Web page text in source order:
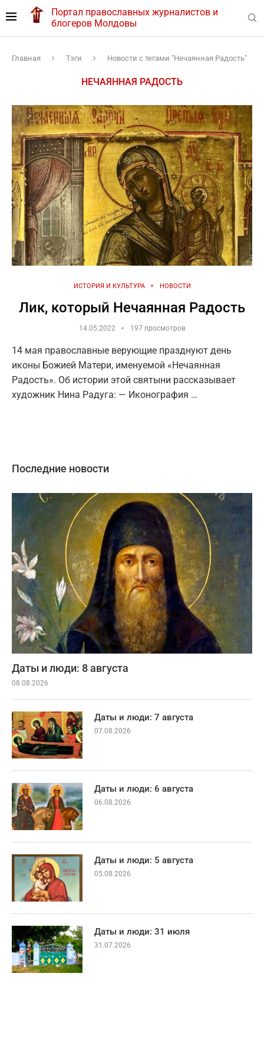
Портал православных журналистов и
блогеров Молдовы
Главная Тэги Новости с тегами "Нечаянная Радость"
НЕЧАЯННАЯ РАДОСТЬ
ИСТОРИЯ И КУЛЬТУРА НОВОСТИ
Лик, который Нечаянная Радость
14.05.2022 197 просмотров
14 мая православные верующие празднуют день
иконы Божией Матери, именуемой «Нечаянная
Радость». Об истории этой святыни рассказывает
художник Нина Радуга: — Иконография …
Последние новости
Даты и люди: 8 августа
08.08.2026
Даты и люди: 7 августа
07.08.2026
Даты и люди: 6 августа
06.08.2026
Даты и люди: 5 августа
05.08.2026
Даты и люди: 31 июля
31.07.2026